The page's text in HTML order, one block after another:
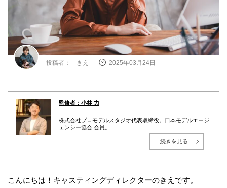
投稿者： きえ 2025年03月24日
監修者：小林 力
株式会社プロモデルスタジオ代表取締役。日本モデルエージ
ェンシー協会 会員。
東京都世田谷区出身。1999年、株式会社インテック（現：
TISインテックグループ）入社後、広告・エンターテインメ
ント業界へ転身。2010年に株式会社プロモデルスタジオを創
選・紹介に留めず、企業の目的・ターゲット・予算に応じ
た“成果につながる戦略設計”から、撮影・イベント当日の進
続きを見る
こんにちは！キャスティングディレクターのきえです。